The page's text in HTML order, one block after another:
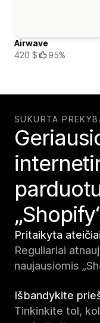
Airwave
420 $
95%
SUKURTA
Pritaikyta ateičiai
Reguliariai
naujausiomis
Išbandykite
Tinkinkite tol,